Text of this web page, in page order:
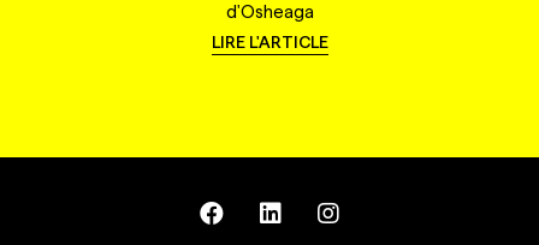
d'Osheaga
LIRE L'ARTICLE